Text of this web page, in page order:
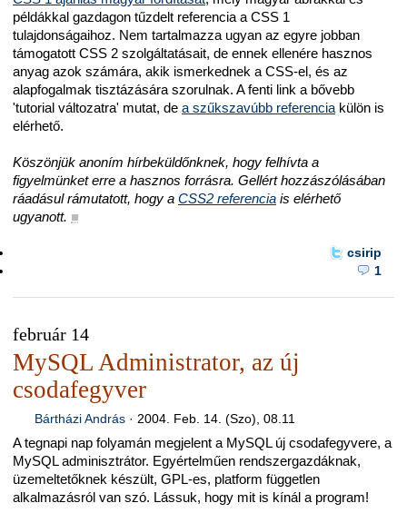
példákkal gazdagon tűzdelt referencia a CSS 1
tulajdonságaihoz. Nem tartalmazza ugyan az egyre jobban
támogatott CSS 2 szolgáltatásait, de ennek ellenére hasznos
anyag azok számára, akik ismerkednek a CSS-el, és az
alapfogalmak tisztázására szorulnak. A fenti link a bővebb
'tutorial változatra' mutat, de a szűkszavúbb referencia külön is
elérhető.
Köszönjük anoním hírbeküldőnknek, hogy felhívta a
figyelmünket erre a hasznos forrásra. Gellért hozzászólásában
ráadásul rámutatott, hogy a CSS2 referencia is elérhető
ugyanott. ■
csirip
1
február 14
MySQL Administrator, az új
csodafegyver
Bártházi András· 2004. Feb. 14. (Szo), 08.11
A tegnapi nap folyamán megjelent a MySQL új csodafegyvere, a
MySQL adminisztrátor. Egyértelműen rendszergazdáknak,
üzemeltetőknek készült, GPL-es, platform független
alkalmazásról van szó. Lássuk, hogy mit is kínál a program!